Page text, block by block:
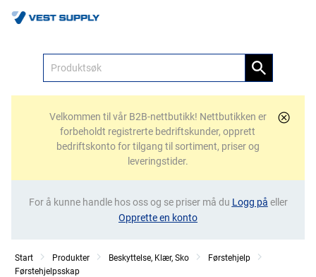
Velkommen til vår B2B-nettbutikk! Nettbutikken er
forbeholdt registrerte bedriftskunder, opprett
bedriftskonto for tilgang til sortiment, priser og
leveringstider.
For å kunne handle hos oss og se priser må du Logg på eller
Opprette en konto
Start Produkter Beskyttelse, Klær, Sko
Førstehjelp
Førstehjelpsskap